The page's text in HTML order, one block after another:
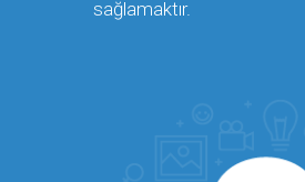
sağlamaktır.